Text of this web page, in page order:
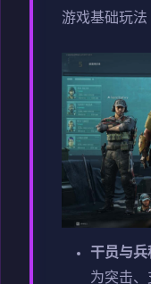
游戏基础玩法
干员与兵
为突击、